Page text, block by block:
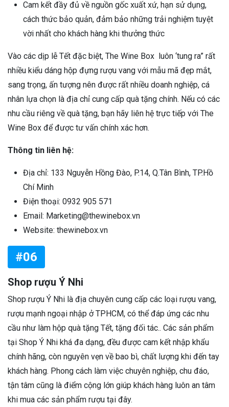
Cam kết đầy đủ về nguồn gốc xuất xứ, hạn sử dụng,
cách thức bảo quản, đảm bảo những trải nghiệm tuyệt
vời nhất cho khách hàng khi thưởng thức
Vào các dịp lễ Tết đặc biệt, The Wine Box luôn ‘tung ra” rất
nhiều kiểu dáng hộp đựng rượu vang với mẫu mã đẹp mắt,
sang trọng, ấn tượng nên được rất nhiều doanh nghiệp, cá
nhân lựa chọn là địa chỉ cung cấp quà tặng chính. Nếu có các
nhu cầu riêng về quà tặng, bạn hãy liên hệ trực tiếp với The
Wine Box để được tư vấn chính xác hơn.
Thông tin liên hệ:
Địa chỉ: 133 Nguyễn Hồng Đào, P.14, Q.Tân Bình, TP.Hồ
Chí Minh
Điện thoại: 0932 905 571
Email: Marketing@thewinebox.vn
Website: thewinebox.vn
#06
Shop rượu Ý Nhi
Shop rượu Ý Nhi là địa chuyên cung cấp các loại rượu vang,
rượu mạnh ngoại nhập ở TPHCM, có thể đáp ứng các nhu
cầu như làm hộp quà tặng Tết, tặng đối tác.. Các sản phẩm
tại Shop Ý Nhi khá đa dạng, đều được cam kết nhập khẩu
chính hãng, còn nguyên vẹn về bao bì, chất lượng khi đến tay
khách hàng. Phong cách làm việc chuyên nghiệp, chu đáo,
tận tâm cũng là điểm cộng lớn giúp khách hàng luôn an tâm
khi mua các sản phẩm rượu tại đây.